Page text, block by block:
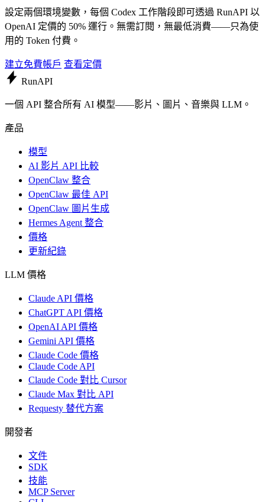
設定兩個環境變數，每個 Codex 工作階段即可透過 RunAPI 以
OpenAI 定價的 50% 運行。無需訂閱，無最低消費——只為使
用的 Token 付費。
建立免費帳戶 查看定價
RunAPI
一個 API 整合所有 AI 模型——影片、圖片、音樂與 LLM。
產品
模型
AI 影片 API 比較
OpenClaw 整合
OpenClaw 最佳 API
OpenClaw 圖片生成
Hermes Agent 整合
價格
更新紀錄
LLM 價格
Claude API 價格
ChatGPT API 價格
OpenAI API 價格
Gemini API 價格
Claude Code 價格
Claude Code API
Claude Code 對比 Cursor
Claude Max 對比 API
Requesty 替代方案
開發者
文件
SDK
技能
MCP Server